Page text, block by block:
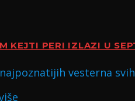
KEJTI PERI IZLAZI U